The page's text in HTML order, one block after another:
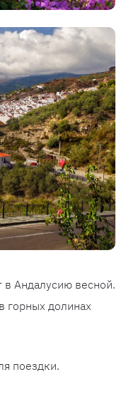
в Андалусию весной.
горных долинах
поездки.